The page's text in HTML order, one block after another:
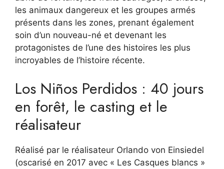
les animaux dangereux et les groupes armés
présents dans les zones, prenant également
soin d’un nouveau-né et devenant les
protagonistes de l’une des histoires les plus
incroyables de l’histoire récente.
Los Niños Perdidos : 40 jours
en forêt, le casting et le
réalisateur
Réalisé par le réalisateur Orlando von Einsiedel
(oscarisé en 2017 avec « Les Casques blancs »